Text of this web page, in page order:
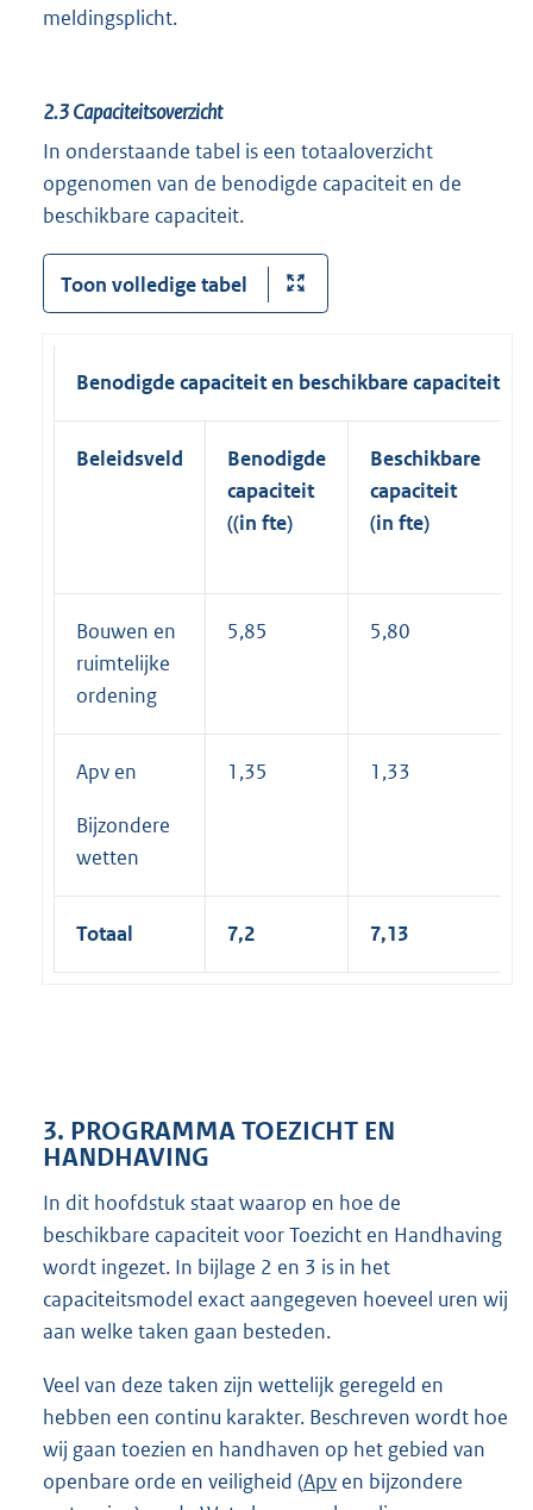
meldingsplicht.
2.3Capaciteitsoverzicht
In onderstaande tabel is een totaaloverzicht
opgenomen van de benodigde capaciteit en de
beschikbare capaciteit.
Toon volledige tabel
Benodigde capaciteit en beschikbare capaciteit
Beleidsveld
Benodigde
capaciteit
((in fte)
Beschikbare
capaciteit
(in fte)
Bouwen en
ruimtelijke
ordening
5,85 5,80
Apv en
Bijzondere
wetten
1,35 1,33
Totaal 7,2 7,13
3. PROGRAMMA TOEZICHT EN
HANDHAVING
In dit hoofdstuk staat waarop en hoe de
beschikbare capaciteit voor Toezicht en Handhaving
wordt ingezet. In bijlage 2 en 3 is in het
capaciteitsmodel exact aangegeven hoeveel uren wij
aan welke taken gaan besteden.
Veel van deze taken zijn wettelijk geregeld en
hebben een continu karakter. Beschreven wordt hoe
wij gaan toezien en handhaven op het gebied van
openbare orde en veiligheid (Apv en bijzondere